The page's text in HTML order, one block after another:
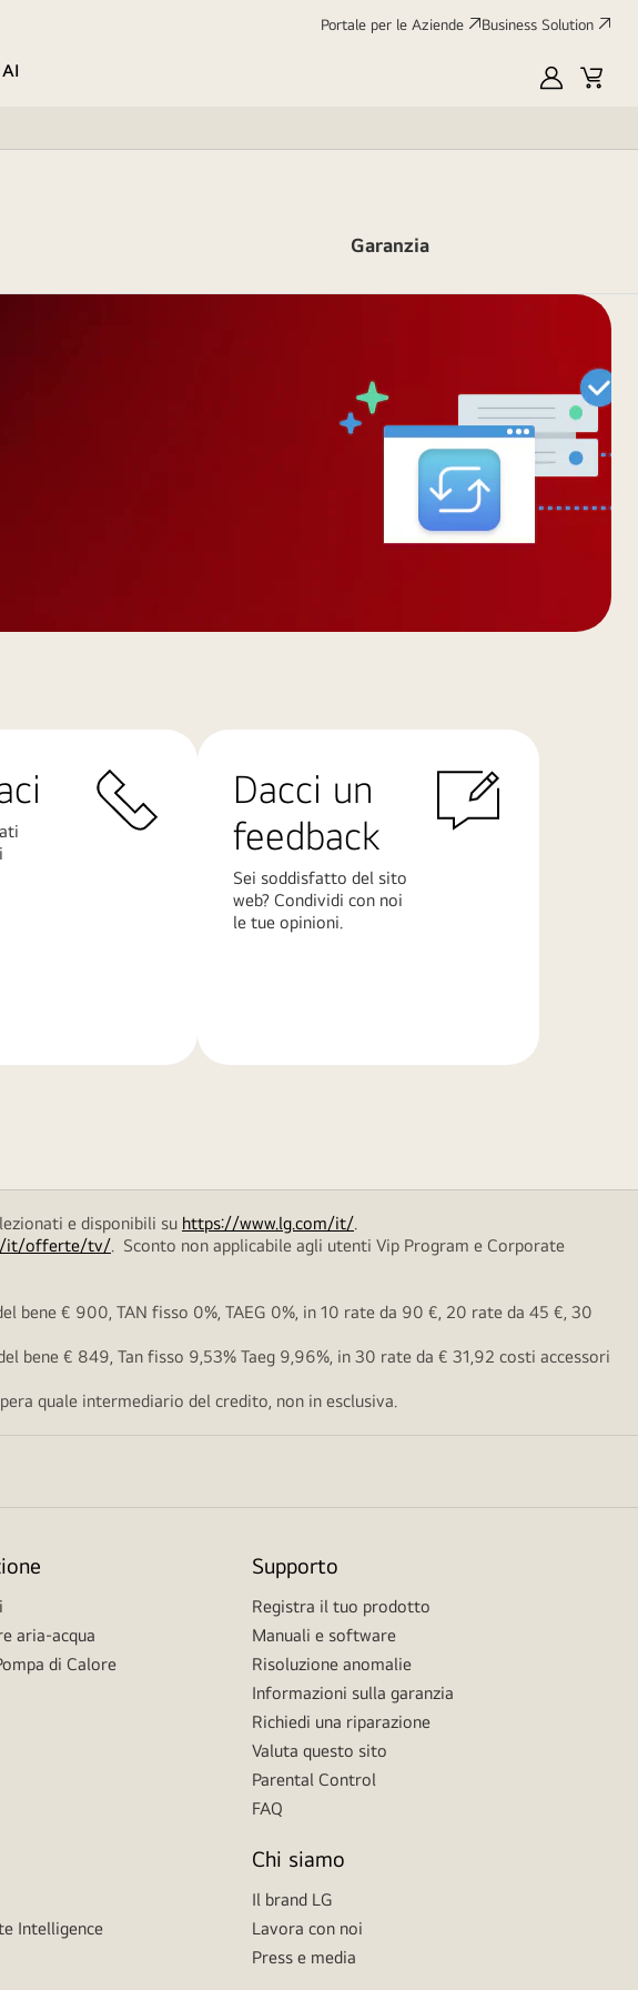
Portale per le Aziende Business Solution
My
Cart
Garanzia
Dacci un
feedback
Sei soddisfatto del sito
web? Condividi con noi
le tue opinioni.
e disponibili su https://www.lg.com/it/.
it/offerte/tv/. Sconto non applicabile agli utenti Vip Program e Corporate
€ 900, TAN fisso 0%, TAEG 0%, in 10 rate da 90 €, 20 rate da 45 €, 30
€ 849, Tan fisso 9,53% Taeg 9,96%, in 30 rate da € 31,92 costi accessori
quale intermediario del credito, non in esclusiva.
aria-acqua
di Calore
Intelligence
Supporto
Registra il tuo prodotto
Manuali e software
Risoluzione anomalie
Informazioni sulla garanzia
Richiedi una riparazione
Valuta questo sito
Parental Control
FAQ
Chi siamo
Il brand LG
Lavora con noi
Press e media